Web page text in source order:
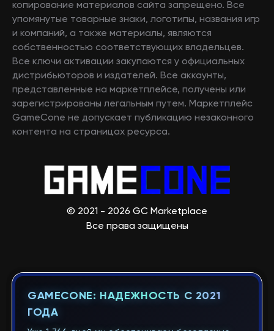
копирование материалов сайта запрещено. Все
упомянутые товарные знаки, логотипы, названия игр
и компаний, а также материалы, являются
собственностью соответствующих владельцев.
Все ключи активации закупаются у официальных
дистрибьюторов и издателей. Все аккаунты,
представленные на маркетплейсе, получены или
зарегистрированы легальным путем. Маркетплейс
GameCone не допускает публикацию незаконного
контента на страницах ресурса.
© 2021 - 2026 GC Marketplace
Все права защищены
GAMECONE: НАДЕЖНОСТЬ С 2021
ГОДА